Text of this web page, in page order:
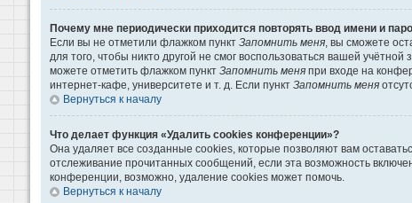
Почему мне периодически приходится повторять ввод имени и
Если вы не отметили флажком пункт Запомнить меня , вы сможете
для того, чтобы никто другой не смог воспользоваться вашей
можете отметить флажком пункт Запомнить меня при входе на
интернет-кафе, университете и т. д. Если пункт Запомнить меня
Вернуться к началу
Что делает функция «Удалить cookies конференции»?
Она удаляет все созданные cookies, которые позволяют вам
отслеживание прочитанных сообщений, если эта возможность
конференции, возможно, удаление cookies может помочь.
Вернуться к началу